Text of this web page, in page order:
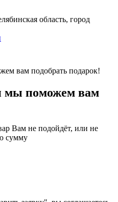
область, город
мы поможем вам
Вам не подойдёт, или не
сумму